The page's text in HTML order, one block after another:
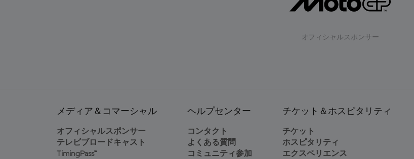
オフィシャルスポンサー
メディア＆コマーシャル
オフィシャルスポンサー
テレビブロードキャスト
TimingPass™
ヘルプセンター
コンタクト
よくある質問
コミュニティ参加
チケット＆ホスピタリティ
チケット
ホスピタリティ
エクスペリエンス